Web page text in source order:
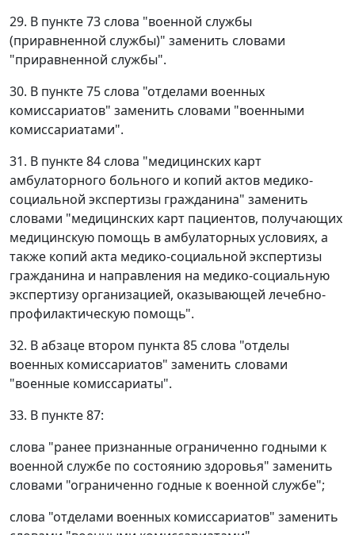
29. В пункте 73 слова "военной службы
(приравненной службы)" заменить словами
"приравненной службы".
30. В пункте 75 слова "отделами военных
комиссариатов" заменить словами "военными
комиссариатами".
31. В пункте 84 слова "медицинских карт
амбулаторного больного и копий актов медико-
социальной экспертизы гражданина" заменить
словами "медицинских карт пациентов, получающих
медицинскую помощь в амбулаторных условиях, а
также копий акта медико-социальной экспертизы
гражданина и направления на медико-социальную
экспертизу организацией, оказывающей лечебно-
профилактическую помощь".
32. В абзаце втором пункта 85 слова "отделы
военных комиссариатов" заменить словами
"военные комиссариаты".
33. В пункте 87:
слова "ранее признанные ограниченно годными к
военной службе по состоянию здоровья" заменить
словами "ограниченно годные к военной службе";
слова "отделами военных комиссариатов" заменить